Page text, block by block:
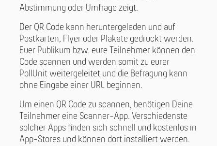
Abstimmung oder Umfrage zeigt.
Der QR Code kann heruntergeladen und auf
Postkarten, Flyer oder Plakate gedruckt werden.
Euer Publikum bzw. eure Teilnehmer können den
Code scannen und werden somit zu eurer
PollUnit weitergeleitet und die Befragung kann
ohne Eingabe einer URL beginnen.
Um einen QR Code zu scannen, benötigen Deine
Teilnehmer eine Scanner-App. Verschiedenste
solcher Apps finden sich schnell und kostenlos in
App-Stores und können dort installiert werden.